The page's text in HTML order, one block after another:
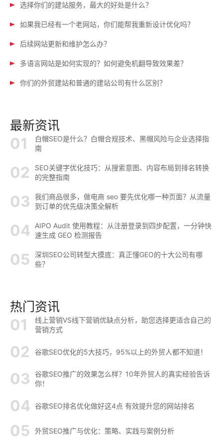
选择你们的建站服务，最大的好处是什么？
如果我已经有一个老网站，你们能帮我重新设计优化吗？
后续网站更新和维护怎么办？
多语言网站是如何实现的？如何避免机翻导致效果差？
你们的外贸建站和普通的建站公司有什么区别？
最新资讯
白帽SEO是什么？白帽合规技术、黑帽风险与企业选择指
南
SEO关键字优化技巧：从搜索意图、内容布局到排名转换
的完整指南
我们商品很多，做电商 seo 要先优化哪一种页面？从流量
到订单的优先级决策全解析
AIPO Audit 使用教程：从注册登录到四步配置，一分钟快
速生成 GEO 检测报告
深圳SEO公司转型大摸底：真正懂GEO的十大公司有哪
些？
热门资讯
线上营销VS线下营销优缺点分析，助您选择更适合自己的
营销方式
谷歌SEO优化的5大技巧，95%以上的外贸人都不知道！
谷歌SEO推广的效果怎么样？10年外贸人的真实经验告诉
你！
谷歌SEO排名优化做好这4点 有效提升您的网站排名
外贸SEO推广与优化：策略、实践与案例分析